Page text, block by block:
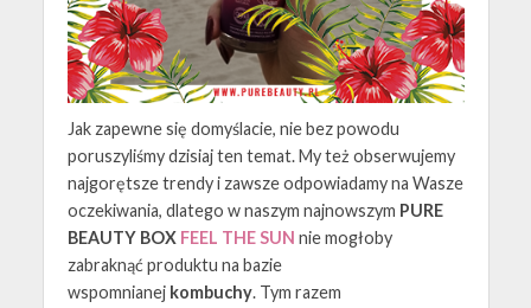
Jak zapewne się domyślacie, nie bez powodu
poruszyliśmy dzisiaj ten temat. My też obserwujemy
najgorętsze trendy i zawsze odpowiadamy na Wasze
oczekiwania, dlatego w naszym najnowszym PURE
BEAUTY BOX FEEL THE SUN nie mogłoby
zabraknąć produktu na bazie
wspomnianej kombuchy. Tym razem